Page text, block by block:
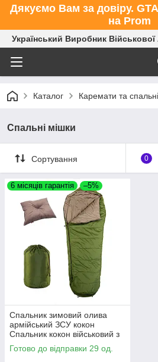
Дякуємо Вам за довіру.
на Prom
Український Виробник Військової
Каталог Каремати та
Спальні мішки
Сортування 0
6 місяців гарантія –5%
Спальник зимовий олива
армійський ЗСУ кокон
Спальник кокон військовий з
капюшоном
Готово до відправки 29 од.